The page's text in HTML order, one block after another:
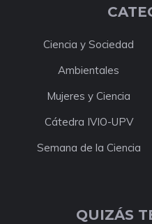
Ciencia y Sociedad
Ambientales
Mujeres y Ciencia
Cátedra IVIO-UPV
Semana de la Ciencia
QUIZÁS